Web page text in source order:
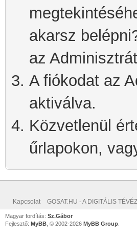
akarsz
az
A fiókodat az
aktiválva.
Közvetlenül
űrlapokon,
Kapcsolat GOSAT.HU - A DIGITÁLIS
Magyar fordítás: Sz.Gábor
Fejlesztő: MyBB , © 2002-2026 MyBB Group